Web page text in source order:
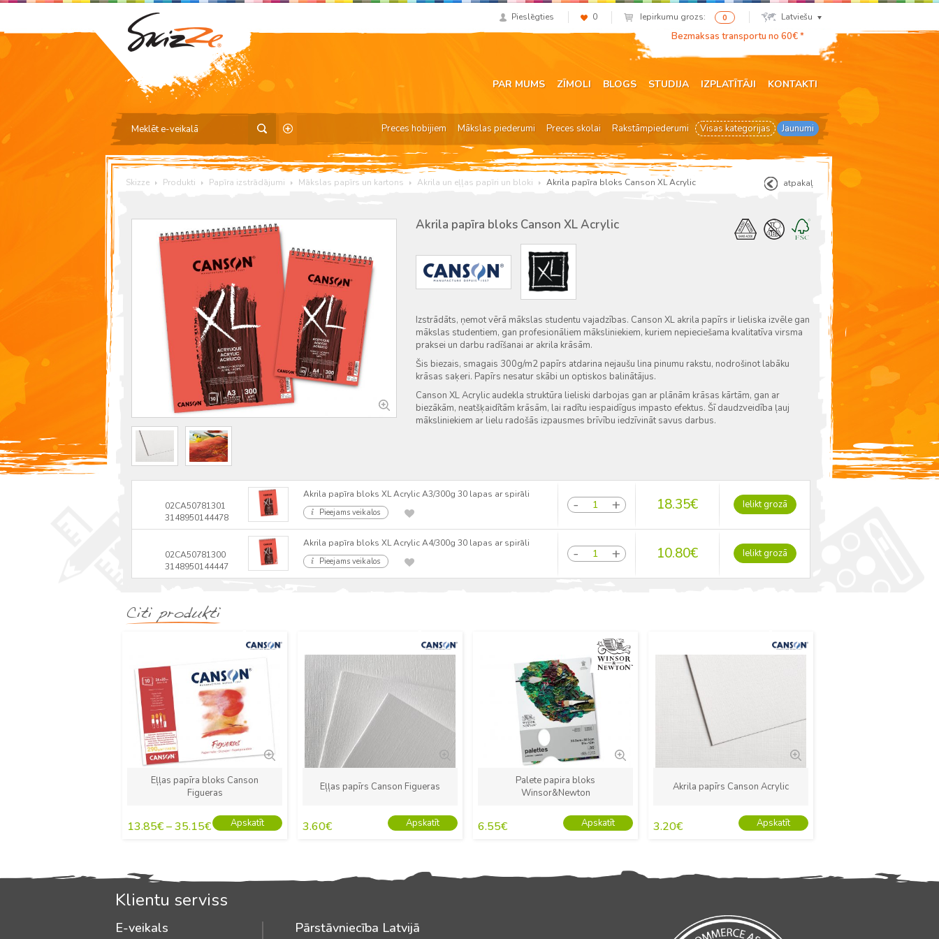
Pieslēgties 0 Iepirkumu grozs: 0 Latviešu
Bezmaksas transportu no 60€ *
PAR MUMS ZĪMOLI BLOGS STUDIJA IZPLATĪTĀJI KONTAKTI
Preces hobijiem Mākslas piederumi Preces skolai Rakstāmpiederumi Visas kategorijas Jaunumi
Skizze Produkti Papīra izstrādājumi Mākslas papīrs un kartons Akrila un eļļas papīri un bloki Akrila papīra bloks Canson XL Acrylic atpakaļ
Akrila papīra bloks Canson XL Acrylic
Izstrādāts, ņemot vērā mākslas studentu vajadzības. Canson XL akrila papīrs ir lieliska izvēle gan
mākslas studentiem, gan profesionāliem māksliniekiem, kuriem nepieciešama kvalitatīva virsma
praksei un darbu radīšanai ar akrila krāsām.
Šis biezais, smagais 300g/m2 papīrs atdarina nejaušu lina pinumu rakstu, nodrošinot labāku
krāsas saķeri. Papīrs nesatur skābi un optiskos balinātājus.
Canson XL Acrylic audekla struktūra lieliski darbojas gan ar plānām krāsas kārtām, gan ar
biezākām, neatšķaidītām krāsām, lai radītu iespaidīgus impasto efektus. Šī daudzveidība ļauj
māksliniekiem ar lielu radošās izpausmes brīvību iedzīvināt savus darbus.
02CA50781301
3148950144478
Akrila papīra bloks XL Acrylic A3/300g 30 lapas ar spirāli
Pieejams veikalos 18.35€ Ielikt grozā
02CA50781300
3148950144447
Akrila papīra bloks XL Acrylic A4/300g 30 lapas ar spirāli
Pieejams veikalos 10.80€ Ielikt grozā
Citi produkti
Eļļas papīra bloks Canson
Figueras
13.85€–35.15€ Apskatīt
Eļļas papīrs Canson Figueras
3.60€ Apskatīt
Palete papira bloks
Winsor&Newton
6.55€ Apskatīt
Akrila papīrs Canson Acrylic
3.20€ Apskatīt
Klientu serviss
E-veikals Pārstāvniecība Latvijā